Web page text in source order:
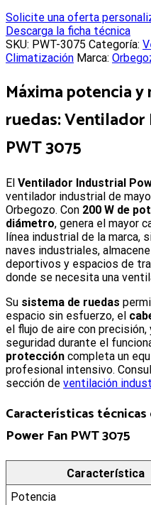
Solicite una oferta
Descarga la ficha técnica
SKU: PWT-3075 Categoría:
Climatización Marca:
Máxima potencia
ruedas:Ventilador
PWT 3075
El Ventilador Industrial
ventilador industrial de
Orbegozo. Con 200 W de
diámetro, genera el mayor
línea industrial de la marca,
naves industriales,
deportivos y espacios de
donde se necesita una
Su sistema de ruedas
espacio sin esfuerzo, el
el flujo de aire con precisión,
seguridad durante el
protección completa un
profesional intensivo.
sección de ventilación
Características técnicas
Power Fan PWT 3075
Característica
Potencia